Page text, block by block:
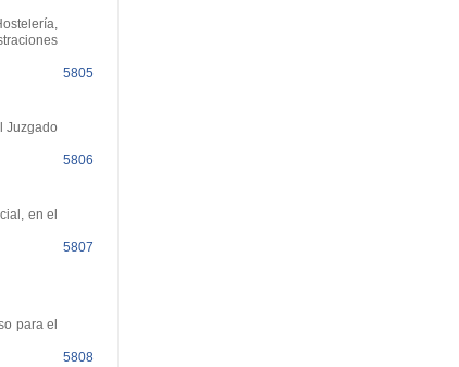
5805
Juzgado
5806
en el
5807
para el
5808